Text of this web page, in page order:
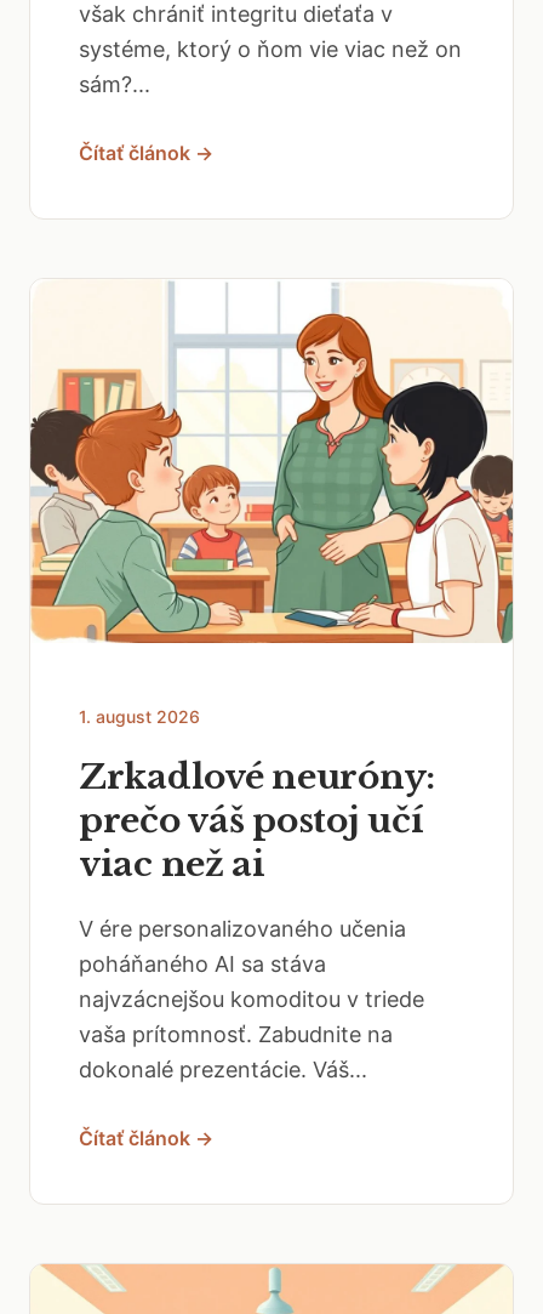
však chrániť integritu dieťaťa v
systéme, ktorý o ňom vie viac než on
sám?...
Čítať článok →
1. august 2026
Zrkadlové neuróny:
prečo váš postoj učí
viac než ai
V ére personalizovaného učenia
poháňaného AI sa stáva
najvzácnejšou komoditou v triede
vaša prítomnosť. Zabudnite na
dokonalé prezentácie. Váš...
Čítať článok →